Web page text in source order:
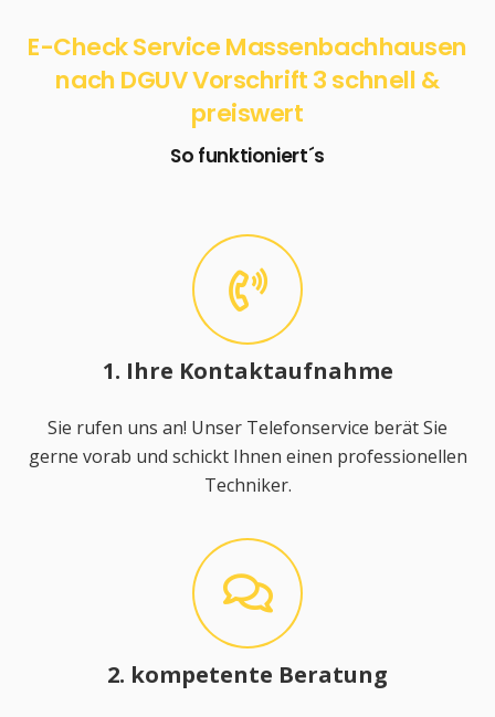
E-Check Service Massenbachhausen
nach DGUV Vorschrift 3 schnell &
preiswert
So funktioniert´s
1. Ihre Kontaktaufnahme
Sie rufen uns an! Unser Telefonservice berät Sie
gerne vorab und schickt Ihnen einen professionellen
Techniker.
2. kompetente Beratung